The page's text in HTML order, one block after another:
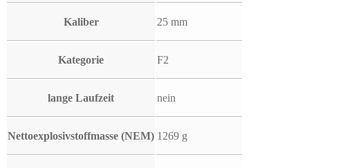
Kaliber 25 mm
Kategorie F2
lange Laufzeit nein
Nettoexplosivstoffmasse (NEM) 1269 g